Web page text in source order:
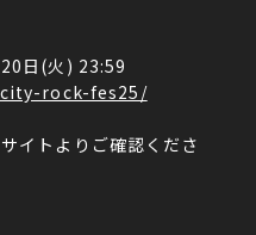
日(火) 23:59
rock-fes25/
イトよりご確認くださ